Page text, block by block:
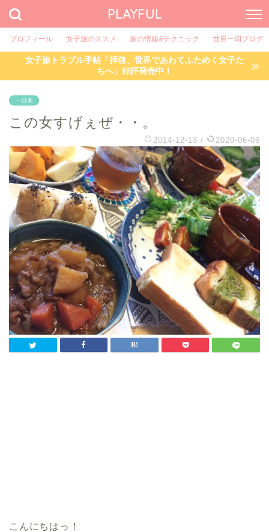
PLAYFUL
プロフィール 女子旅のススメ 旅の情報&テクニック 世界一周ブログ
女子旅トラブル手帖「拝啓、世界であわてふためく女子た
ちへ」好評発売中！
・日本
この女すげぇぜ・・。
2014-12-13 / 2020-06-06
こんにちはっ！